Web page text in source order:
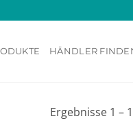
HÄNDLER
Ergebnisse 1 –